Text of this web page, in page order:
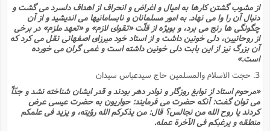
از مشوب گشتن کارها به امیال و اغراض و انحراف از اهداف دلسرد مى گشت و
دنبال آن را وا مى نهاد. به امور مسلمانان و نابسامانیها مى اندیشید و از آن
چگونگى ها رنج مى برد، و بویژه از قلّت «تقواى لازم» و «تعهد ملزم» در برخى
از روحانیین، دلى خونین داشت و از استاد خود میرزاى اصفهانى نقل مى کرد که
آن بزرگ نیز از این بابت دلى خونین داشته است و غمى گران مى خورده
است.»
3. حجت الاسلام والمسلمین حاج سیدعباس سیدان
«مرحوم استاد از نوابغ روزگار و نوادر دهر بودند و قدر ایشان شناخته نشد و جدّاً
مى توان گفت: آنکه حضرت مى فرمایند: حواریون به حضرت عیسى عرض
کردند یا روح الله من نجالس؟ قال: من یذکرکم الله رؤیته، و یزید فی علمکم
منطقه و یرغبکم فی الآخرة عمله.